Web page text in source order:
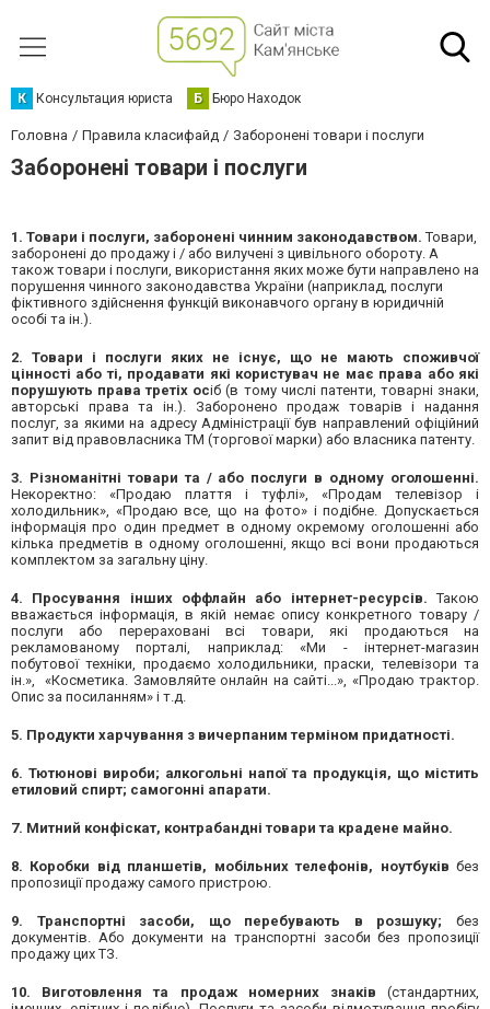
К Консультация юриста Б Бюро Находок
Головна Правила класифайд Заборонені товари і послуги
Заборонені товари і послуги
1. Товари і послуги, заборонені чинним законодавством. Товари,
заборонені до продажу і / або вилучені з цивільного обороту. А
також товари і послуги, використання яких може бути направлено на
порушення чинного законодавства України (наприклад, послуги
фіктивного здійснення функцій виконавчого органу в юридичній
особі та ін.).
2. Товари і послуги яких не існує, що не мають споживчої
цінності або ті, продавати які користувач не має права або які
порушують права третіх осіб (в тому числі патенти, товарні знаки,
авторські права та ін.). Заборонено продаж товарів і надання
послуг, за якими на адресу Адміністрації був направлений офіційний
запит від правовласника ТМ (торгової марки) або власника патенту.
3. Різноманітні товари та / або послуги в одному оголошенні.
Некоректно: «Продаю плаття і туфлі», «Продам телевізор і
холодильник», «Продаю все, що на фото» і подібне. Допускається
інформація про один предмет в одному окремому оголошенні або
кілька предметів в одному оголошенні, якщо всі вони продаються
комплектом за загальну ціну.
4. Просування інших оффлайн або інтернет-ресурсів. Такою
вважається інформація, в якій немає опису конкретного товару /
послуги або перераховані всі товари, які продаються на
рекламованому порталі, наприклад: «Ми - інтернет-магазин
побутової техніки, продаємо холодильники, праски, телевізори та
ін.», «Косметика. Замовляйте онлайн на сайті...», «Продаю трактор.
Опис за посиланням» і т.д.
5. Продукти харчування з вичерпаним терміном придатності.
6. Тютюнові вироби; алкогольні напої та продукція, що містить
етиловий спирт; самогонні апарати.
7. Митний конфіскат, контрабандні товари та крадене майно.
8. Коробки від планшетів, мобільних телефонів, ноутбуків без
пропозиції продажу самого пристрою.
9. Транспортні засоби, що перебувають в розшуку; без
документів. Або документи на транспортні засоби без пропозиції
продажу цих ТЗ.
10. Виготовлення та продаж номерних знаків (стандартних,